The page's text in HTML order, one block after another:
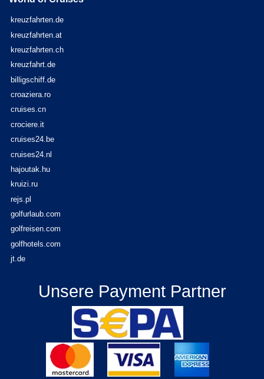
kreuzfahrten.de
kreuzfahrten.at
kreuzfahrten.ch
kreuzfahrt.de
billigschiff.de
croaziera.ro
cruises.cn
crociere.it
cruises24.be
cruises24.nl
hajoutak.hu
kruizi.ru
rejs.pl
golfurlaub.com
golfreisen.com
golfhotels.com
jt.de
Unsere Payment Partner